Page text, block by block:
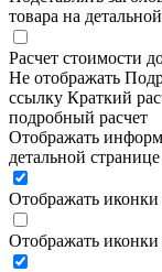
товара на
Расчет стоимости
Не отображать
ссылку Краткий
подробный расчет
Отображать
детальной странице
Отображать
Отображать